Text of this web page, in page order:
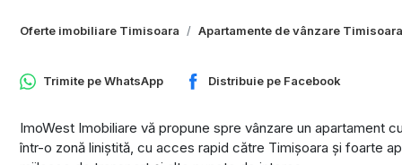
Oferte imobiliare Timisoara Apartamente de vânzare Timisoara
Trimite peWhatsApp Distribuie pe Facebook
ImoWest Imobiliare vă propune spre vânzare un apartament
într-o zonă liniștită, cu acces rapid către Timișoara și foarte